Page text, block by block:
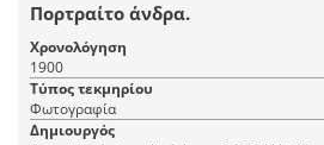
Πορτραίτο άνδρα.
Χρονολόγηση
1900
Τύπος τεκμηρίου
Φωτογραφία
Δημιουργός